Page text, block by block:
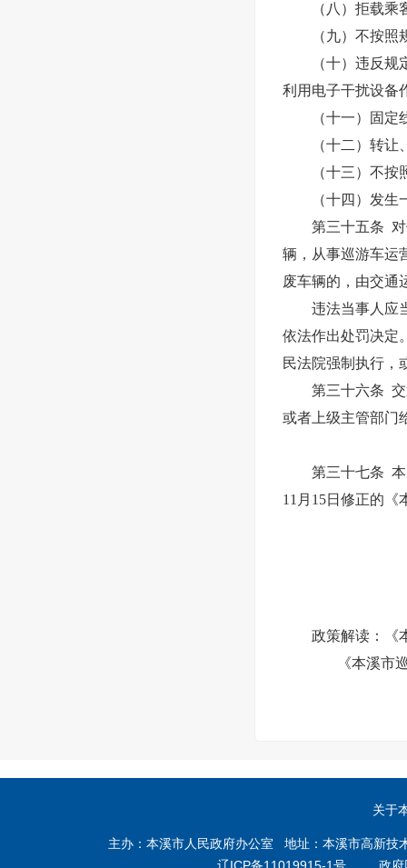
（八）拒载乘客
（九）不按照规
（十）违反规定
利用电子干扰设备
（十一）固定线
（十二）转让、
（十三）不按照
（十四）发生一
第三十五条 对使
辆，从事巡游车运
废车辆的，由交通
违法当事人应当
依法作出处罚决定
民法院强制执行，
第三十六条 交通
或者上级主管部门
第三十七条 本
11月15日修正的《
政策解读：
《本溪市
关于
主办：本溪市人民政府办公室 地址：本溪市高新